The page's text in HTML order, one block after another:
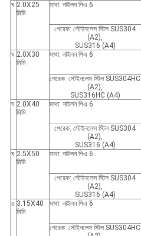
ঘ 2.0X25
মিমি
মাথা: নাইলন পিএ 6
পেরেক: স্টেইনলেস স্টিল SUS304
(A2),
SUS316 (A4)
ঘ 2.0X30
মিমি
মাথা: নাইলন পিএ 6
পেরেক: স্টেইনলেস স্টিল SUS304HC
(A2),
SUS316HC (A4)
ঘ 2.0X40
মিমি
মাথা: নাইলন পিএ 6
পেরেক: স্টেইনলেস স্টিল SUS304
(A2),
SUS316 (A4)
ঘ 2.5X50
মিমি
মাথা: নাইলন পিএ 6
পেরেক: স্টেইনলেস স্টিল SUS304
(A2),
SUS316 (A4)
৫ 3.15X40
মিমি
মাথা: নাইলন পিএ 6
পেরেক: স্টেইনলেস স্টিল SUS304HC